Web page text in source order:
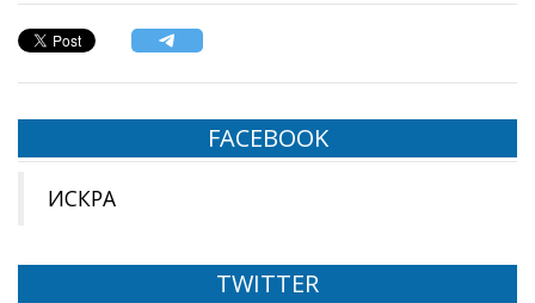
FACEBOOK
ИСКРА
TWITTER